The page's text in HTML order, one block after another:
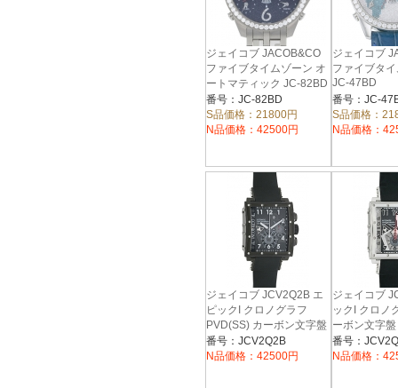
ジェイコブ JACOB&CO
ファイブタイムゾーン オ
ートマティック JC-82BD
番号：JC-82BD
S品価格：21800円
N品価格：42500円
ジェイコブ
ファイブタ
JC-47BD
番号：JC-
S品価格：
N品価格：
ジェイコブ JCV2Q2B エ
ピックI クロノグラフ
PVD(SS) カーボン文字盤
自動巻 ラバー
番号：JCV2Q2B
N品価格：42500円
ジェイコブ
ックI クロノ
ーボン文字
ー
番号：
N品価格：